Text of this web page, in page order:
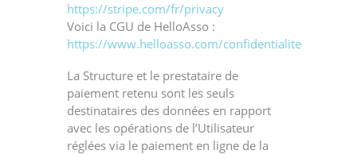
https://stripe.com/fr/privacy
Voici la CGU de HelloAsso :
https://www.helloasso.com/confidentialite
La Structure et le prestataire de
paiement retenu sont les seuls
destinataires des données en rapport
avec les opérations de l’Utilisateur
réglées via le paiement en ligne de la